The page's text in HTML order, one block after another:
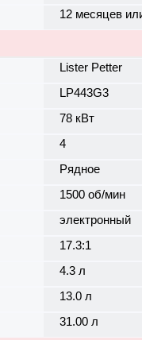
12 месяцев
Lister Petter
LP443G3
78 кВт
4
Рядное
1500 об/мин
электронный
17.3:1
4.3 л
13.0 л
31.00 л